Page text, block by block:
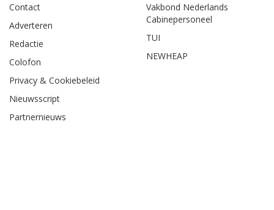
Contact
Adverteren
Redactie
Colofon
Privacy & Cookiebeleid
Nieuwsscript
Partnernieuws
Vakbond Nederlands
Cabinepersoneel
TUI
NEWHEAP